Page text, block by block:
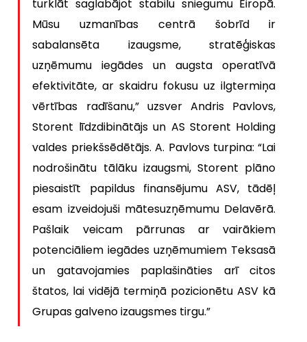
turklāt saglabājot stabilu sniegumu Eiropā.
Mūsu uzmanības centrā šobrīd ir
sabalansēta izaugsme, stratēģiskas
uzņēmumu iegādes un augsta operatīvā
efektivitāte, ar skaidru fokusu uz ilgtermiņa
vērtības radīšanu,” uzsver Andris Pavlovs,
Storent līdzdibinātājs un AS Storent Holding
valdes priekšsēdētājs. A. Pavlovs turpina: “Lai
nodrošinātu tālāku izaugsmi, Storent plāno
piesaistīt papildus finansējumu ASV, tādēļ
esam izveidojuši mātesuzņēmumu Delavērā.
Pašlaik veicam pārrunas ar vairākiem
potenciāliem iegādes uzņēmumiem Teksasā
un gatavojamies paplašināties arī citos
štatos, lai vidējā termiņā pozicionētu ASV kā
Grupas galveno izaugsmes tirgu.”